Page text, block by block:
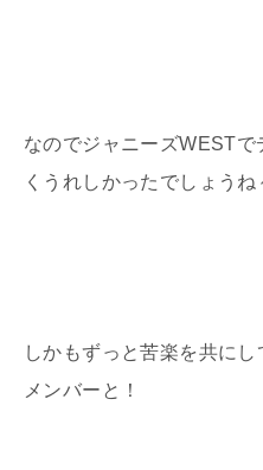
なのでジャニーズWEST
くうれしかったでしょうね
しかもずっと苦楽を共に
メンバーと！